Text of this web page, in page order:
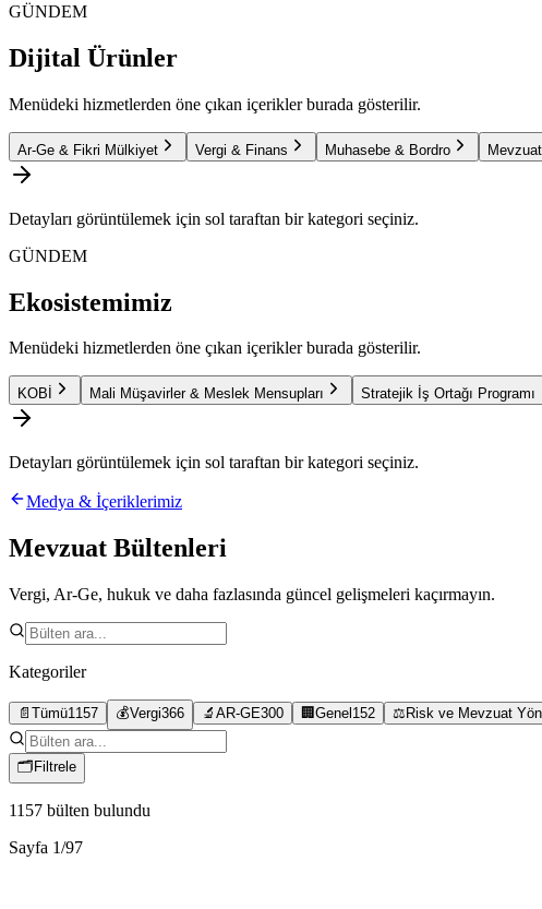
GÜNDEM
Dijital Ürünler
Menüdeki hizmetlerden öne çıkan içerikler burada gösterilir.
Ar-Ge & Fikri Mülkiyet Vergi & Finans Muhasebe & Bordro
Detayları görüntülemek için sol taraftan bir kategori seçiniz.
GÜNDEM
Ekosistemimiz
Menüdeki hizmetlerden öne çıkan içerikler burada gösterilir.
KOBİ Mali Müşavirler & Meslek Mensupları Stratejik İş Ortağı Programı
Detayları görüntülemek için sol taraftan bir kategori seçiniz.
Medya & İçeriklerimiz
Mevzuat Bültenleri
Vergi, Ar-Ge, hukuk ve daha fazlasında güncel gelişmeleri kaçırmayın.
Kategoriler
📄 Tümü1157 💰Vergi366 🔬 AR-GE300 🏢 Genel 152 ⚖️ Risk ve Mevzuat
🗂 Filtrele
1157 bülten bulundu
Sayfa 1/97